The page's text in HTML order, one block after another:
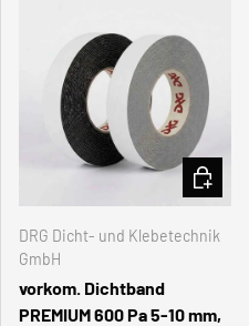
AUSWÄHLEN
DRG Dicht- und Klebetechnik
GmbH
vorkom. Dichtband
PREMIUM 600 Pa 5-10 mm,